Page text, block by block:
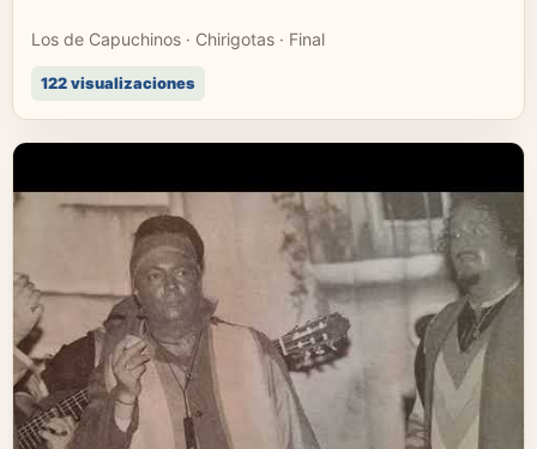
Los de Capuchinos · Chirigotas · Final
122 visualizaciones